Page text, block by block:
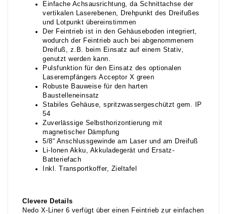
Einfache Achsausrichtung, da Schnittachse der
vertikalen Laserebenen, Drehpunkt des Dreifußes
und Lotpunkt übereinstimmen
Der Feintrieb ist in den Gehäuseboden integriert,
wodurch der Feintrieb auch bei abgenommenem
Dreifuß, z.B. beim Einsatz auf einem Stativ,
genutzt werden kann.
Pulsfunktion für den Einsatz des optionalen
Laserempfängers Acceptor X green
Robuste Bauweise für den harten
Baustelleneinsatz
Stabiles Gehäuse, spritzwassergeschützt gem. IP
54
Zuverlässige Selbsthorizontierung mit
magnetischer Dämpfung
5/8“ Anschlussgewinde am Laser und am Dreifuß
Li-Ionen Akku, Akkuladegerät und Ersatz-
Batteriefach
Inkl. Transportkoffer, Zieltafel
Clevere Details
Nedo X-Liner 6 verfügt über einen Feintrieb zur einfachen